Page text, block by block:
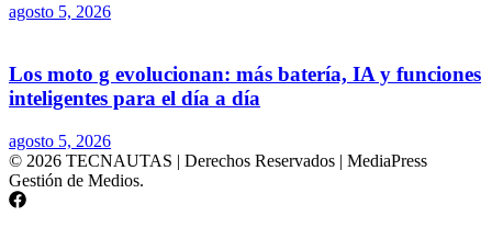
agosto 5, 2026
Los moto g evolucionan: más batería, IA y funciones
inteligentes para el día a día
agosto 5, 2026
© 2026 TECNAUTAS | Derechos Reservados | MediaPress
Gestión de Medios.